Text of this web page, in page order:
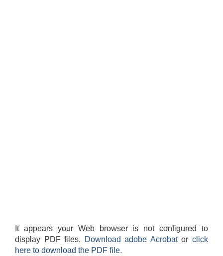
It appears your Web browser is not configured to
display PDF files.
Download adobe Acrobatorclick
here to download the PDF file.